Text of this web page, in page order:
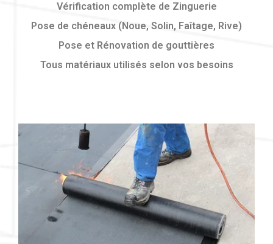
Vérification complète de Zinguerie
Pose de chéneaux (Noue, Solin, Faîtage, Rive)
Pose et Rénovation de gouttières
Tous matériaux utilisés selon vos besoins